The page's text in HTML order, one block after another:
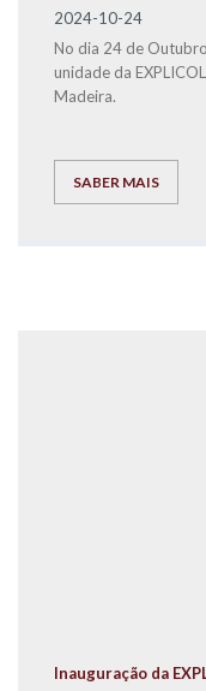
2024-10-24
No dia 24 de
unidade da
Madeira.
SABER MAIS
Inauguração da